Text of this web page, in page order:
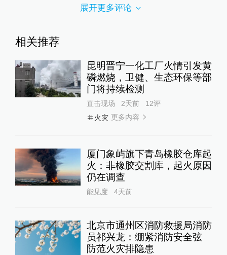
展开更多评论
相关推荐
昆明晋宁一化工厂火情引发黄
磷燃烧，卫健、生态环保等部
门将持续检测
直击现场 2天前 12评
火灾 更多内容
厦门象屿旗下青岛橡胶仓库起
火：非橡胶交割库，起火原因
仍在调查
能见度 4天前
北京市通州区消防救援局消防
员祁兴龙：绷紧消防安全弦
防范火灾排隐患